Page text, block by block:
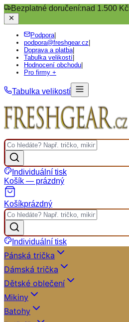
Bezplatné doručení:nad 1.500 Kč
Podpora|
podpora@freshgear.cz
Doprava a platba|
Tabulka velikostí
Hodnocení obchodu
Pro firmy +
Tabulka velikostí
Individuální tisk
Košík — prázdný
Košíkprázdný
Individuální tisk
Pánská trička
Dámská trička
Dětské oblečení
Mikiny
Batohy